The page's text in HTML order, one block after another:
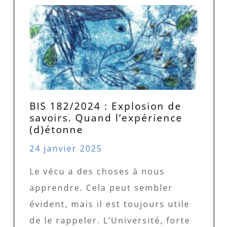
BIS 182/2024 : Explosion de
savoirs. Quand l’expérience
(d)étonne
24 janvier 2025
Le vécu a des choses à nous
apprendre. Cela peut sembler
évident, mais il est toujours utile
de le rappeler. L’Université, forte